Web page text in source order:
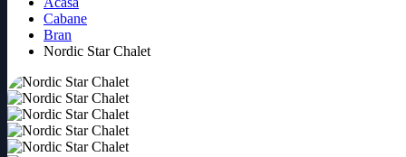
Cabane
Bran
Nordic Star Chalet